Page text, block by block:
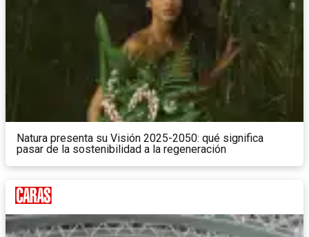
Natura presenta su Visión 2025-2050: qué significa
pasar de la sostenibilidad a la regeneración